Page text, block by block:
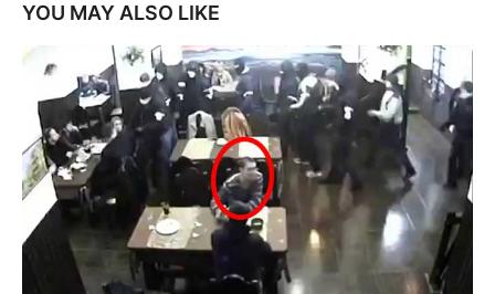
YOU MAY ALSO LIKE